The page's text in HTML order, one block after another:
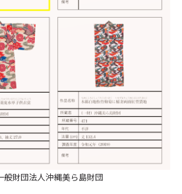
般財団法人沖縄美ら島財団